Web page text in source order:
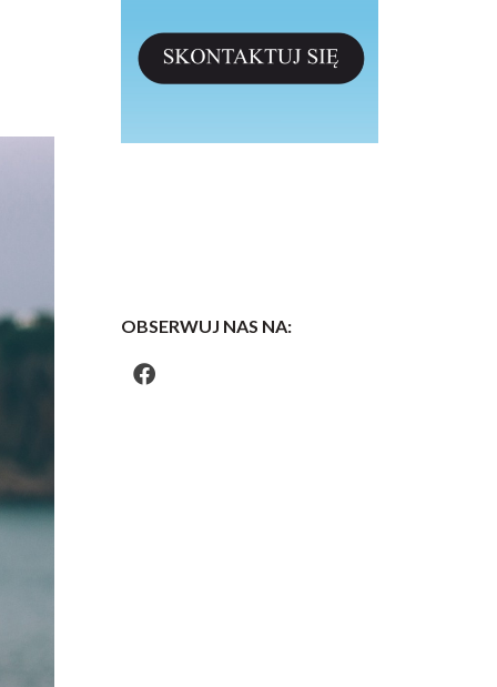
OBSERWUJ NAS NA: